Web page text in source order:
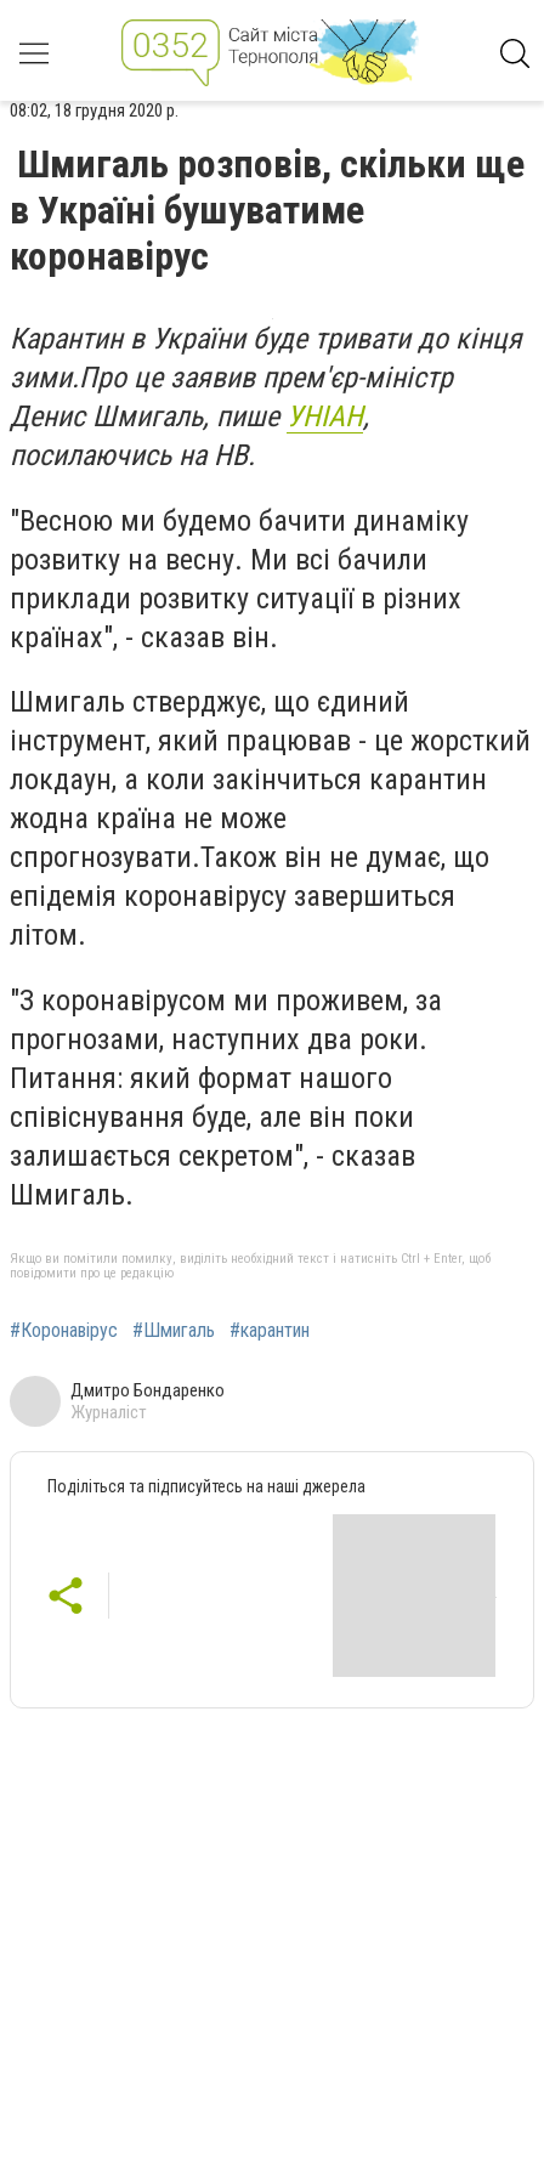
08:02, 18 грудня 2020 р.
Шмигаль розповів, скільки ще
в Україні бушуватиме
коронавірус
Карантин в України буде тривати до кінця
зими.Про це заявив прем'єр-міністр
Денис Шмигаль, пише УНІАН,
посилаючись на НВ.
"Весною ми будемо бачити динаміку
розвитку на весну. Ми всі бачили
приклади розвитку ситуації в різних
країнах", - сказав він.
Шмигаль стверджує, що єдиний
інструмент, який працював - це жорсткий
локдаун, а коли закінчиться карантин
жодна країна не може
спрогнозувати.Також він не думає, що
епідемія коронавірусу завершиться
літом.
"З коронавірусом ми проживем, за
прогнозами, наступних два роки.
Питання: який формат нашого
співіснування буде, але він поки
залишається секретом", - сказав
Шмигаль.
Якщо ви помітили помилку, виділіть необхідний текст і натисніть Ctrl + Enter, щоб
повідомити про це редакцію
#Коронавірус #Шмигаль #карантин
Дмитро Бондаренко
Журналіст
Поділіться та підписуйтесь на наші джерела